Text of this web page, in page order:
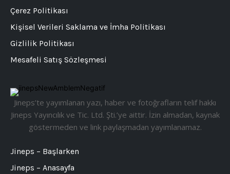
Jineps’te yayımlanan yazı, haber ve fotoğrafların telif hakkı
Jineps Yayıncılık ve Tic. Ltd. Şti.’ye aittir. İzin almadan, kaynak
göstermeden ve link paylaşmadan yayımlanamaz.
Jineps – Başlarken
Jineps – Anasayfa
Çerez Politikası
Kişisel Verileri Saklama ve İmha Politikası
Gizlilik Politikası
Mesafeli Satış Sözleşmesi